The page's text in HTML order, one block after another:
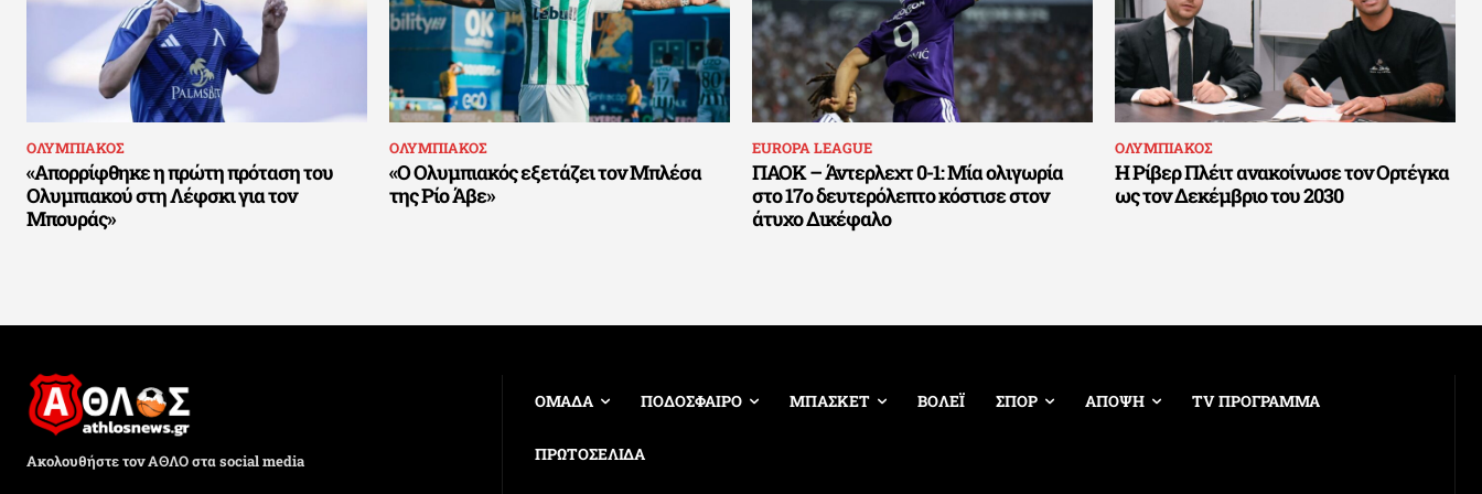
ΟΛΥΜΠΙΑΚΟΣ
«Απορρίφθηκε η πρώτη πρόταση του
Ολυμπιακού στη Λέφσκι για τον
Μπουράς»
ΟΛΥΜΠΙΑΚΟΣ
«Ο Ολυμπιακός εξετάζει τον Μπλέσα
της Ρίο Άβε»
EUROPA LEAGUE
ΠΑΟΚ – Άντερλεχτ 0-1: Μία ολιγωρία
στο 17ο δευτερόλεπτο κόστισε στον
άτυχο Δικέφαλο
ΟΛΥΜΠΙΑΚΟΣ
Η Ρίβερ Πλέιτ ανακοίνωσε τον Ορτέγκα
ως τον Δεκέμβριο του 2030
Ακολουθήστε τον ΑΘΛΟ στα social media
ΟΜΑΔΑ ΠΟΔΟΣΦΑΙΡΟ ΜΠΑΣΚΕΤ ΒΟΛΕΪ ΣΠΟΡ ΑΠΟΨΗ TV ΠΡΟΓΡΑΜΜΑ
ΠΡΩΤΟΣΕΛΙΔΑ